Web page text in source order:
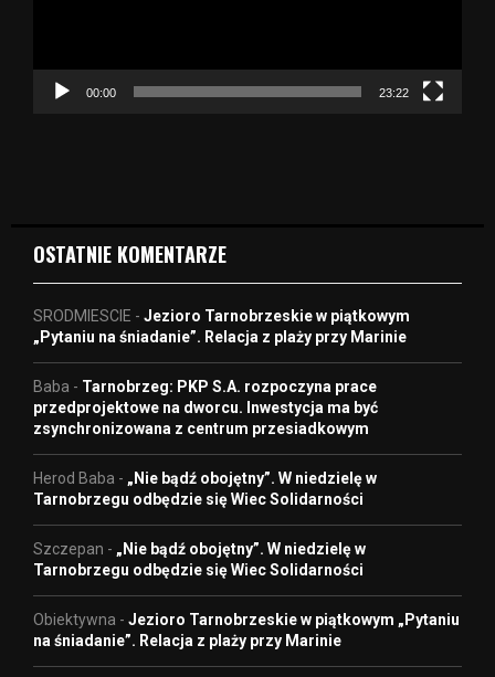
c
00:00 23:22
OSTATNIE KOMENTARZE
SRODMIESCIE - Jezioro Tarnobrzeskie w piątkowym
„Pytaniu na śniadanie”. Relacja z plaży przy Marinie
Baba - Tarnobrzeg: PKP S.A. rozpoczyna prace
przedprojektowe na dworcu. Inwestycja ma być
zsynchronizowana z centrum przesiadkowym
Herod Baba - „Nie bądź obojętny”. W niedzielę w
Tarnobrzegu odbędzie się Wiec Solidarności
Szczepan - „Nie bądź obojętny”. W niedzielę w
Tarnobrzegu odbędzie się Wiec Solidarności
Obiektywna - Jezioro Tarnobrzeskie w piątkowym „Pytaniu
na śniadanie”. Relacja z plaży przy Marinie